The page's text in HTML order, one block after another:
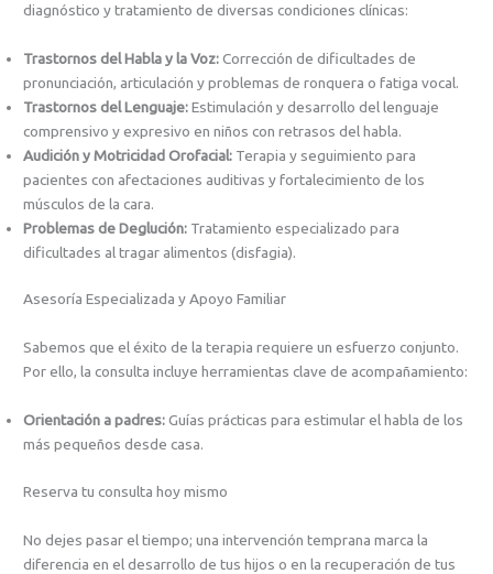
diagnóstico y tratamiento de diversas condiciones clínicas:
Trastornos del Habla y la Voz:Corrección de dificultades de
pronunciación, articulación y problemas de ronquera o fatiga vocal.
Trastornos del Lenguaje:Estimulación y desarrollo del lenguaje
comprensivo y expresivo en niños con retrasos del habla.
Audición y Motricidad Orofacial: Terapia y seguimiento para
pacientes con afectaciones auditivas y fortalecimiento de los
músculos de la cara.
Problemas de Deglución: Tratamiento especializado para
dificultades al tragar alimentos (disfagia).
Asesoría Especializada y Apoyo Familiar
Sabemos que el éxito de la terapia requiere un esfuerzo conjunto.
Por ello, la consulta incluye herramientas clave de acompañamiento:
Orientación a padres:Guías prácticas para estimular el habla de los
más pequeños desde casa.
Reserva tu consulta hoy mismo
No dejes pasar el tiempo; una intervención temprana marca la
diferencia en el desarrollo de tus hijos o en la recuperación de tus